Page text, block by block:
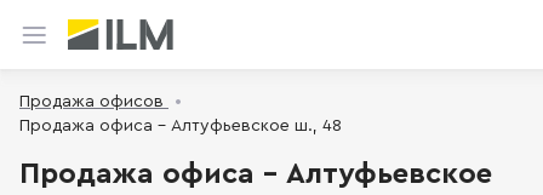
Продажа офисов
Продажа офиса - Алтуфьевское ш., 48
Продажа офиса - Алтуфьевское